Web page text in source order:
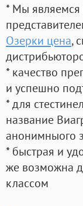
* Мы являемся
Озерки цена,
* качество
и успешно
* для
название
анонимныого
* быстрая и
же возможна
классом